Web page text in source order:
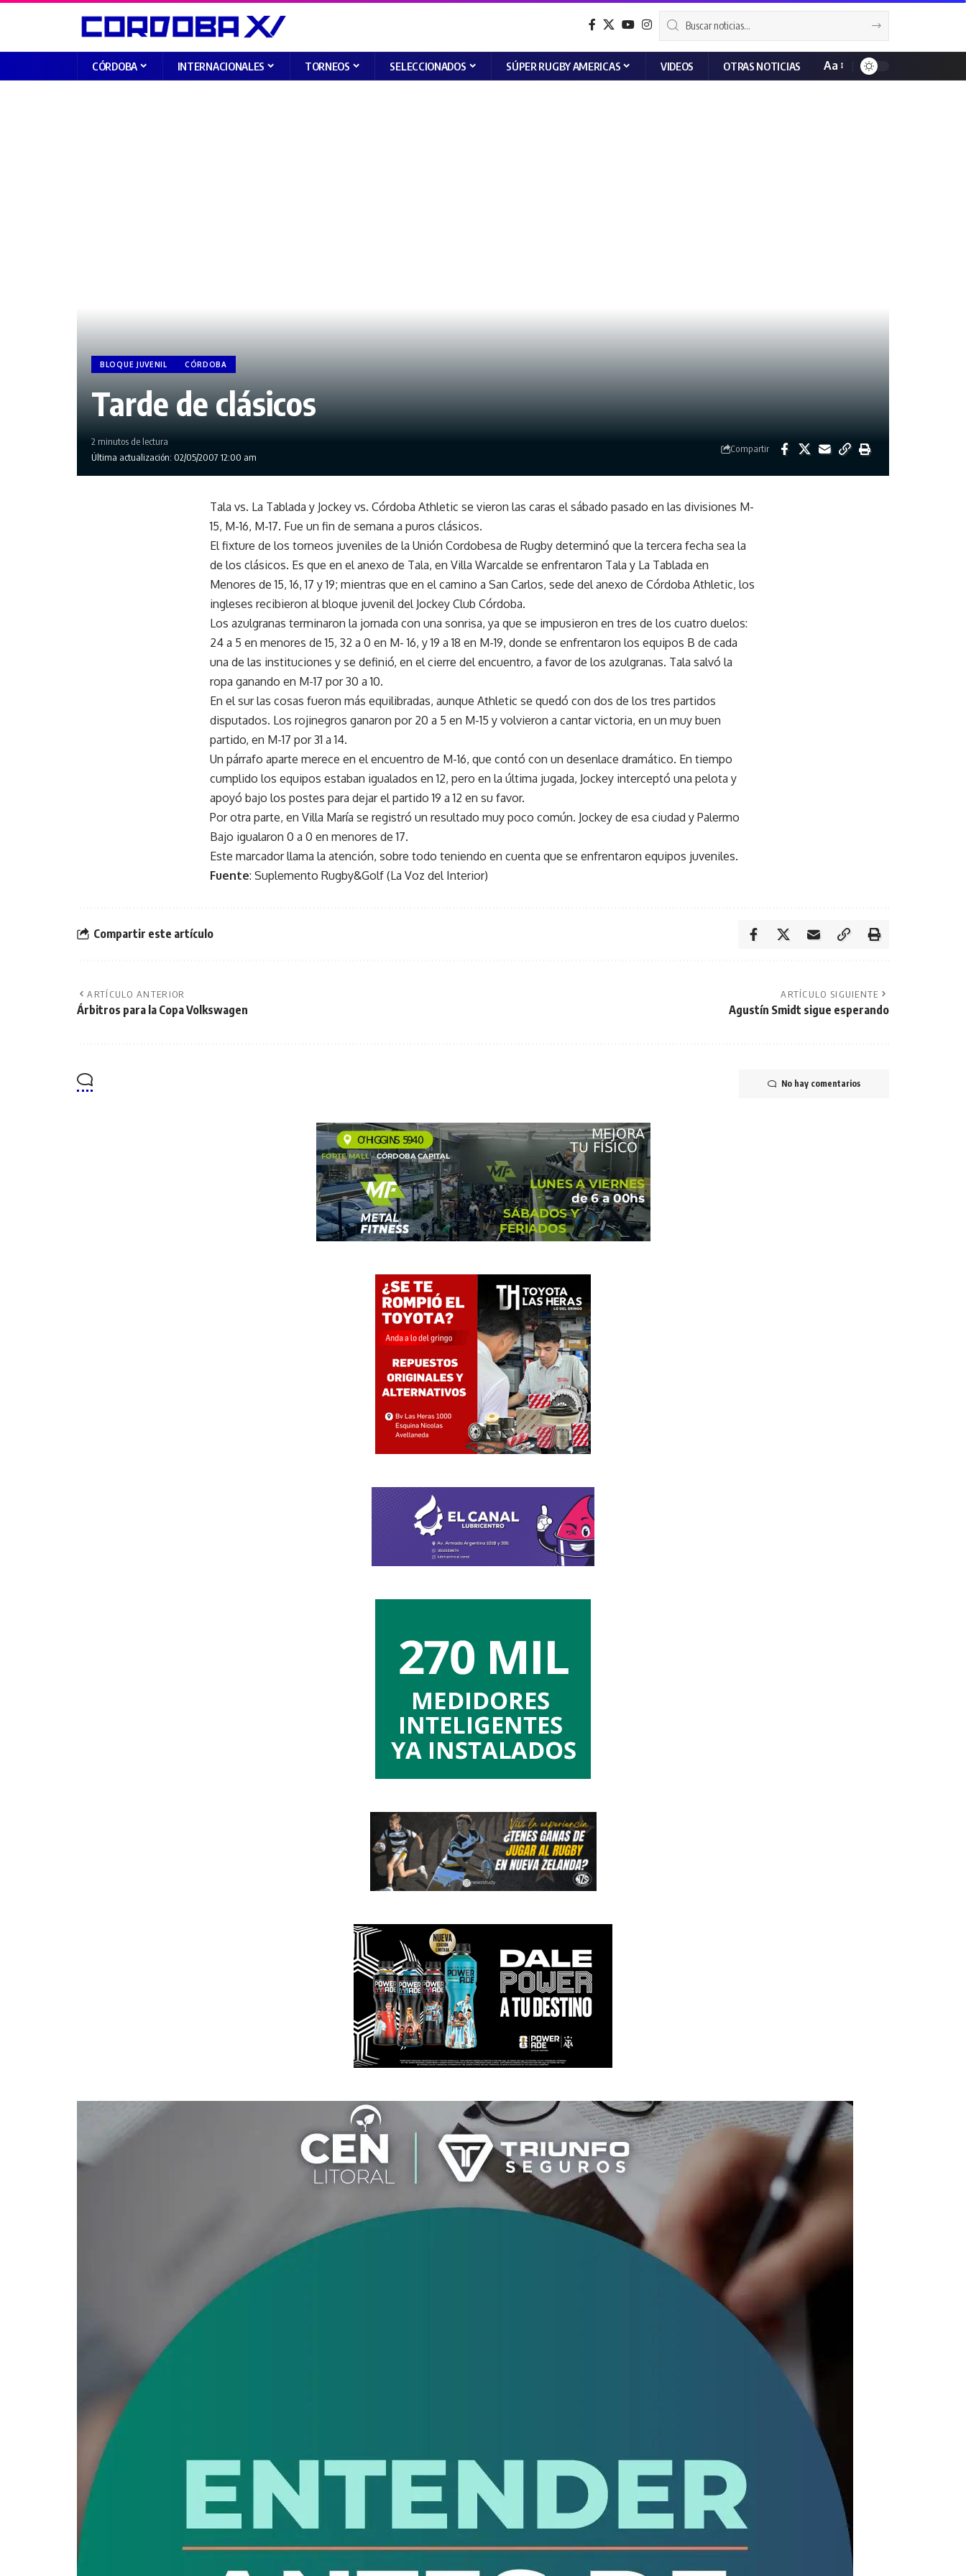
CÓRDOBA INTERNACIONALES TORNEOS SELECCIONADOS SÚPER RUGBY AMERICAS VIDEOS OTRAS NOTICIAS Aa
BLOQUE JUVENIL CÓRDOBA
Tarde de clásicos
Última actualización: 02/05/2007 12:00 am
2 minutos de lectura
Compartir
Tala vs. La Tablada y Jockey vs. Córdoba Athletic se vieron las caras el sábado pasado en las divisiones M-
15, M-16, M-17. Fue un fin de semana a puros clásicos.
El fixture de los torneos juveniles de la Unión Cordobesa de Rugby determinó que la tercera fecha sea la
de los clásicos. Es que en el anexo de Tala, en Villa Warcalde se enfrentaron Tala y La Tablada en
Menores de 15, 16, 17 y 19; mientras que en el camino a San Carlos, sede del anexo de Córdoba Athletic, los
ingleses recibieron al bloque juvenil del Jockey Club Córdoba.
Los azulgranas terminaron la jornada con una sonrisa, ya que se impusieron en tres de los cuatro duelos:
24 a 5 en menores de 15, 32 a 0 en M- 16, y 19 a 18 en M-19, donde se enfrentaron los equipos B de cada
una de las instituciones y se definió, en el cierre del encuentro, a favor de los azulgranas. Tala salvó la
ropa ganando en M-17 por 30 a 10.
En el sur las cosas fueron más equilibradas, aunque Athletic se quedó con dos de los tres partidos
disputados. Los rojinegros ganaron por 20 a 5 en M-15 y volvieron a cantar victoria, en un muy buen
partido, en M-17 por 31 a 14.
Un párrafo aparte merece en el encuentro de M-16, que contó con un desenlace dramático. En tiempo
cumplido los equipos estaban igualados en 12, pero en la última jugada, Jockey interceptó una pelota y
apoyó bajo los postes para dejar el partido 19 a 12 en su favor.
Por otra parte, en Villa María se registró un resultado muy poco común. Jockey de esa ciudad y Palermo
Bajo igualaron 0 a 0 en menores de 17.
Este marcador llama la atención, sobre todo teniendo en cuenta que se enfrentaron equipos juveniles.
Fuente: Suplemento Rugby&Golf (La Voz del Interior)
Compartir este artículo
ARTÍCULO ANTERIOR
Árbitros para la Copa Volkswagen
ARTÍCULO SIGUIENTE
Agustín Smidt sigue esperando
No hay comentarios